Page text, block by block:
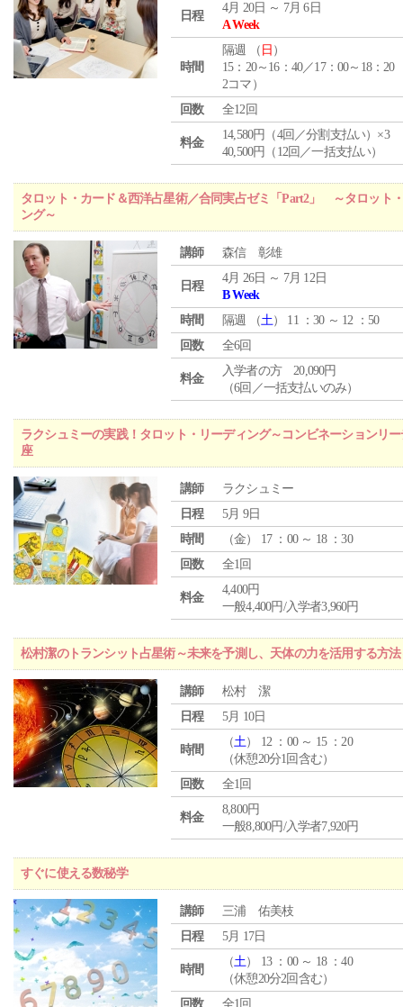
日程
4月 20日 ～ 7月 6日
A Week
時間
隔週 （ 日 ）
15：20～16：40／17：00～18：20
2コマ）
回数
全12回
料金
14,580円（4回／分割支払い）×3
40,500円（12回／一括支払い）
タロット・カード＆西洋占星術／合同実占ゼミ「Part2」 ～タロット
ング～
講師 森信 彰雄
日程
4月 26日 ～ 7月 12日
B Week
時間
隔週 （土） 11 ：30 ～ 12 ：50
回数
全6回
料金
入学者の方 20,090円
（6回／一括支払いのみ）
ラクシュミーの実践！タロット・リーディング～コンビネーションリ
座
講師
ラクシュミー
日程
5月 9日
時間
（金） 17 ：00 ～ 18 ：30
回数
全1回
料金
4,400円
一般4,400円/入学者3,960円
松村潔のトランシット占星術～未来を予測し、天体の力を活用する方法
講師
松村 潔
日程
5月 10日
時間
（土） 12 ：00 ～ 15 ：20
（休憩20分1回含む）
回数
全1回
料金
8,800円
一般8,800円/入学者7,920円
すぐに使える数秘学
講師
三浦 佑美枝
日程
5月 17日
時間
（土） 13 ：00 ～ 18 ：40
（休憩20分2回含む）
回数
全1回